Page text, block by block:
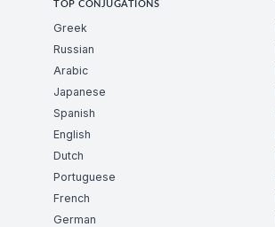
TOP CONJUGATIONS
Greek
Russian
Arabic
Japanese
Spanish
English
Dutch
Portuguese
French
German